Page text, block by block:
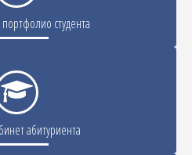
студента
абитуриента